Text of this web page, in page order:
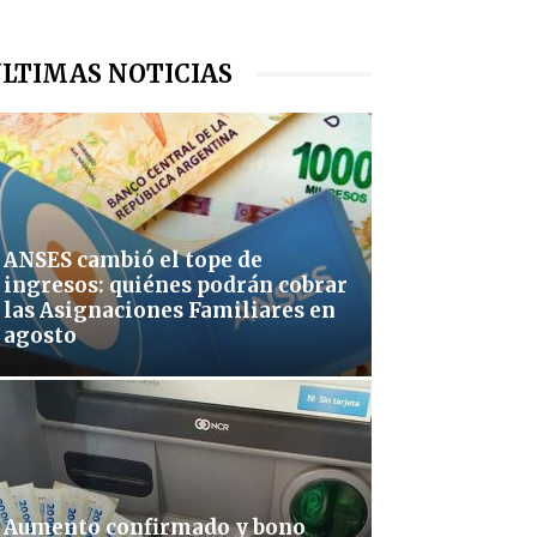
NOTICIAS
ANSES cambió el tope de
ingresos: quiénes podrán cobrar
las Asignaciones Familiares en
agosto
Aumento confirmado y bono